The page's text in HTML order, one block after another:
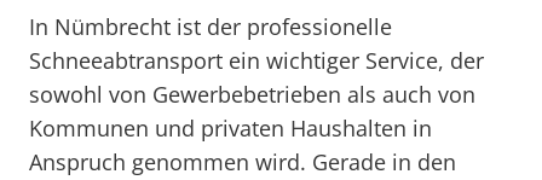
In Nümbrecht ist der professionelle
Schneeabtransport ein wichtiger Service, der
sowohl von Gewerbebetrieben als auch von
Kommunen und privaten Haushalten in
Anspruch genommen wird. Gerade in den